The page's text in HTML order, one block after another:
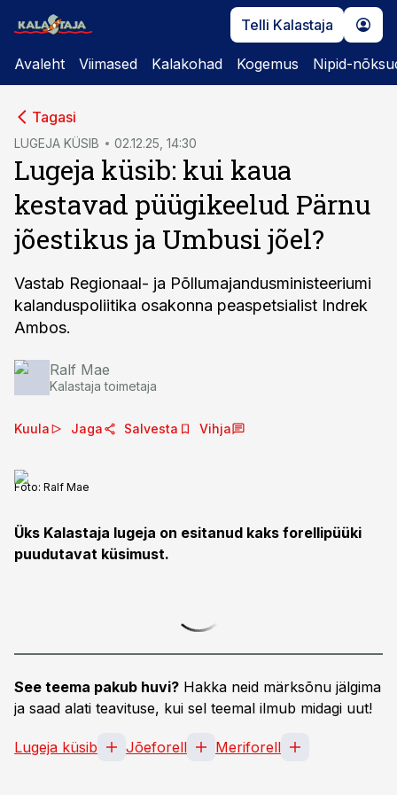
Telli Kalastaja
Avaleht Viimased Kalakohad Kogemus Nipid-
Tagasi
LUGEJA KÜSIB 02.12.25, 14:30
Lugeja küsib: kui kaua
kestavad püügikeelud Pärnu
jõestikus ja Umbusi jõel?
Vastab Regionaal- ja Põllumajandusministeeriumi
kalanduspoliitika osakonna peaspetsialist Indrek
Ambos.
Ralf Mae
Kalastaja toimetaja
Kuula Jaga Salvesta Vihja
Foto: Ralf Mae
Üks Kalastaja lugeja on esitanud kaks forellipüüki
puudutavat küsimust.
See teema pakub huvi? Hakka neid märksõnu jälgima
ja saad alati teavituse, kui sel teemal ilmub midagi uut!
Lugeja küsib Jõeforell Meriforell